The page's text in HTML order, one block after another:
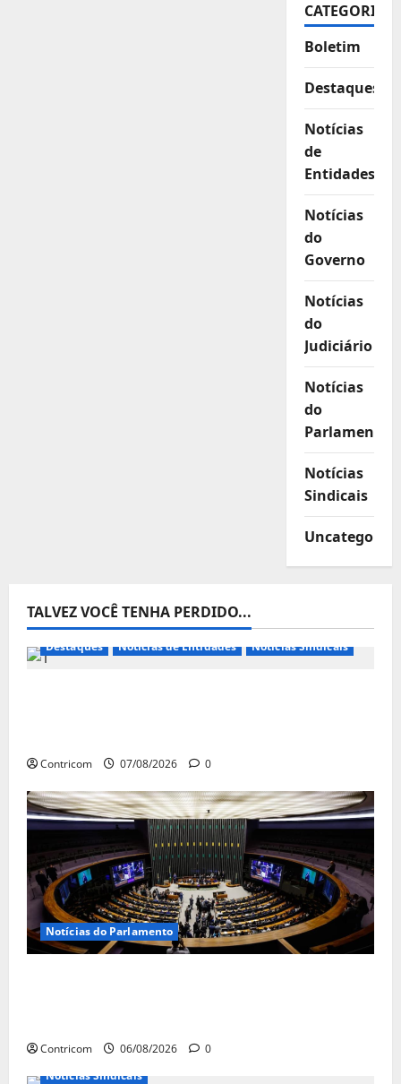
CATEGORIAS
Boletim
Destaques
Notícias
de
Entidades
Notícias
do
Governo
Notícias
do
Judiciário
Notícias
do
Parlamento
Notícias
Sindicais
TALVEZ VOCÊ TENHA PERDIDO...
Destaques Notícias de Entidades Notícias Sindicais
Contricom 07/08/2026 0
Notícias do Parlamento
Contricom 06/08/2026
0
Notícias Sindicais